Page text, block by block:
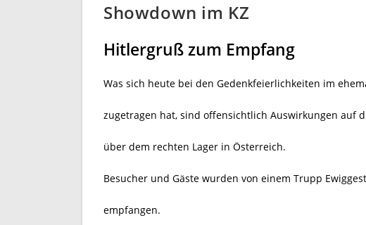
Showdown im KZ
Hitlergruß zum Empfang
Was sich heute bei den Gedenkfeierlichkeiten im
zugetragen hat, sind offensichtlich Auswirkungen auf
über dem rechten Lager in Österreich.
Besucher und Gäste wurden von einem Trupp
empfangen.